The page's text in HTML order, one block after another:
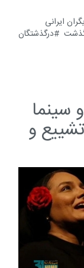
ایرانی
درگذشتگان
سینما
و